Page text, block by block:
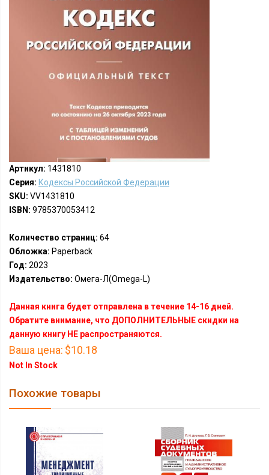
Артикул: 1431810
Серия: Кодексы Российской Федерации
SKU: VV1431810
ISBN: 9785370053412
Количество страниц: 64
Обложка: Paperback
Год: 2023
Издательство: Омега-Л(Omega-L)
Данная книга будет отправлена в течение 14-16 дней.
Обратите внимание, что ДОПОЛНИТЕЛЬНЫЕ скидки на
данную книгу НЕ распространяются.
Ваша цена: $10.18
Not In Stock
Похожие товары